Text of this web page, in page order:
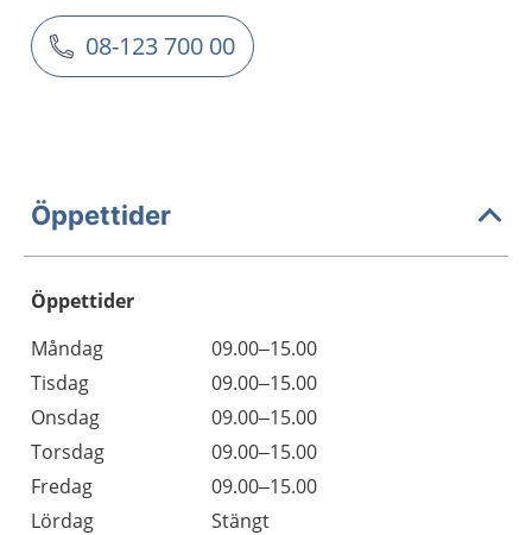
08-123 700 00
Öppettider
Öppettider
Dag
Öppettider
Kommentarer
Måndag
09.00–15.00
Tisdag
09.00–15.00
Onsdag
09.00–15.00
Torsdag
09.00–15.00
Fredag
09.00–15.00
Lördag
Stängt